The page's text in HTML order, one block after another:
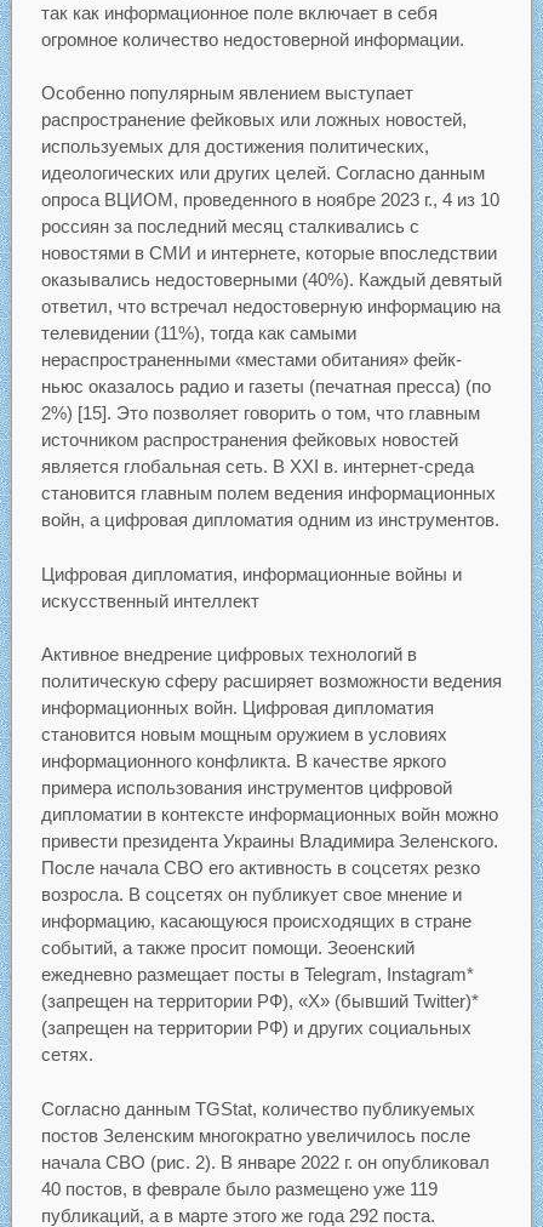
так как информационное поле включает в себя
огромное количество недостоверной информации.
Особенно популярным явлением выступает
распространение фейковых или ложных новостей,
используемых для достижения политических,
идеологических или других целей. Согласно данным
опроса ВЦИОМ, проведенного в ноябре 2023 г., 4 из 10
россиян за последний месяц сталкивались с
новостями в СМИ и интернете, которые впоследствии
оказывались недостоверными (40%). Каждый девятый
ответил, что встречал недостоверную информацию на
телевидении (11%), тогда как самыми
нераспространенными «местами обитания» фейк-
ньюс оказалось радио и газеты (печатная пресса) (по
2%) [15]. Это позволяет говорить о том, что главным
источником распространения фейковых новостей
является глобальная сеть. В XXI в. интернет-среда
становится главным полем ведения информационных
войн, а цифровая дипломатия одним из инструментов.
Цифровая дипломатия, информационные войны и
искусственный интеллект
Активное внедрение цифровых технологий в
политическую сферу расширяет возможности ведения
информационных войн. Цифровая дипломатия
становится новым мощным оружием в условиях
информационного конфликта. В качестве яркого
примера использования инструментов цифровой
дипломатии в контексте информационных войн можно
привести президента Украины Владимира Зеленского.
После начала СВО его активность в соцсетях резко
возросла. В соцсетях он публикует свое мнение и
информацию, касающуюся происходящих в стране
событий, а также просит помощи. Зеоенский
ежедневно размещает посты в Telegram, Instagram*
(запрещен на территории РФ), «X» (бывший Twitter)*
(запрещен на территории РФ) и других социальных
сетях.
Согласно данным TGStat, количество публикуемых
постов Зеленским многократно увеличилось после
начала СВО (рис. 2). В январе 2022 г. он опубликовал
40 постов, в феврале было размещено уже 119
публикаций, а в марте этого же года 292 поста.